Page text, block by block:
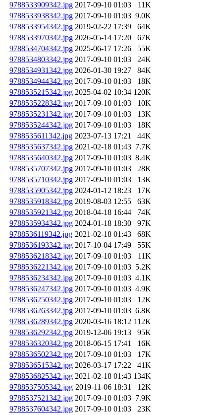
9788533909342.jpg 2017-09-10 01:03
11K
9788533938342.jpg 2017-09-10 01:03 9.0K
9788533954342.jpg 2019-02-22 17:39
64K
9788533970342.jpg 2026-05-14 17:20
67K
9788534704342.jpg 2025-06-17 17:26
55K
9788534803342.jpg 2017-09-10 01:03
24K
9788534931342.jpg 2026-01-30 19:27
84K
9788534944342.jpg 2017-09-10 01:03
18K
9788535215342.jpg 2025-04-02 10:34 120K
9788535228342.jpg 2017-09-10 01:03
10K
9788535231342.jpg 2017-09-10 01:03
13K
9788535244342.jpg 2017-09-10 01:03
18K
9788535611342.jpg 2023-07-13 17:21
44K
9788535637342.jpg 2021-02-18 01:43 7.7K
9788535640342.jpg 2017-09-10 01:03 8.4K
9788535707342.jpg 2017-09-10 01:03
28K
9788535710342.jpg 2017-09-10 01:03
13K
9788535905342.jpg 2024-01-12 18:23
17K
9788535918342.jpg 2019-08-03 12:55
63K
9788535921342.jpg 2018-04-18 16:44
74K
9788535934342.jpg 2024-01-18 18:30
97K
9788536119342.jpg 2021-02-18 01:43
68K
9788536193342.jpg 2017-10-04 17:49
55K
9788536218342.jpg 2017-09-10 01:03
11K
9788536221342.jpg 2017-09-10 01:03 5.2K
9788536234342.jpg 2017-09-10 01:03 4.1K
9788536247342.jpg 2017-09-10 01:03 4.9K
9788536250342.jpg 2017-09-10 01:03
12K
9788536263342.jpg 2017-09-10 01:03 6.8K
9788536289342.jpg 2020-03-16 18:12 112K
9788536292342.jpg 2019-12-06 19:13
95K
9788536320342.jpg 2018-06-15 17:41
16K
9788536502342.jpg 2017-09-10 01:03
17K
9788536515342.jpg 2026-03-17 17:22
41K
9788536825342.jpg 2021-02-18 01:43 134K
9788537505342.jpg 2019-11-06 18:31
12K
9788537521342.jpg 2017-09-10 01:03 7.9K
9788537604342.jpg 2017-09-10 01:03
23K